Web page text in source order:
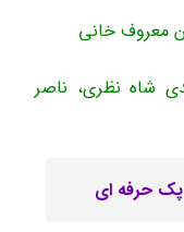
معروف خانی
شاه نظری، ناصر
پک حرفه ای